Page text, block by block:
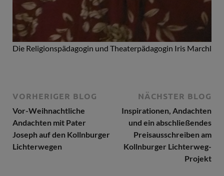
Die Religionspädagogin und Theaterpädagogin Iris Marchl
VORHERIGER BLOG
Vor-Weihnachtliche
Andachten mit Pater
Joseph auf den Kollnburger
Lichterwegen
NÄCHSTER BLOG
Inspirationen, Andachten
und ein abschließendes
Preisausschreiben am
Kollnburger Lichterweg-
Projekt